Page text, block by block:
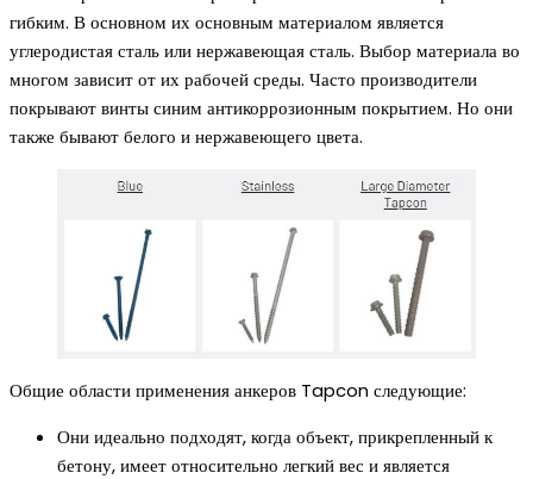
гибким. В основном их основным материалом является
углеродистая сталь или нержавеющая сталь. Выбор материала во
многом зависит от их рабочей среды. Часто производители
покрывают винты синим антикоррозионным покрытием. Но они
также бывают белого и нержавеющего цвета.
Общие области применения анкеров Tapcon следующие:
Они идеально подходят, когда объект, прикрепленный к
бетону, имеет относительно легкий вес и является